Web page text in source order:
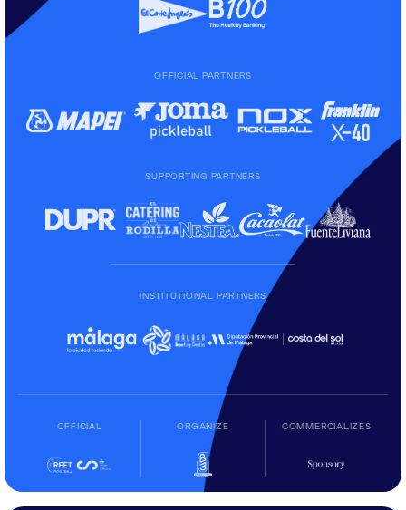
OFFICIAL PARTNERS
SUPPORTING PARTNERS
INSTITUTIONAL PARTNERS
OFFICIAL ORGANIZE COMMERCIALIZES